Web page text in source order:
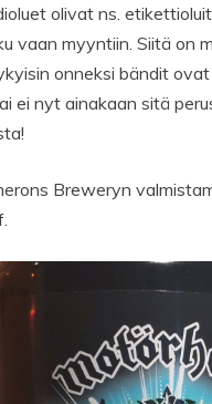
olivat ns.
vaan myyntiin. Siitä on
onneksi bändit
nyt ainakaan sitä
Breweryn